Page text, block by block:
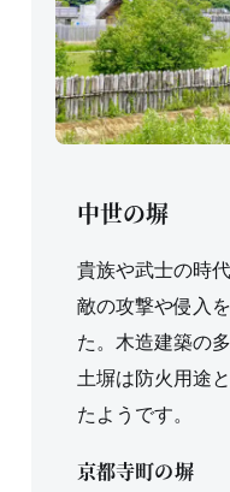
中世の塀
貴族や武士の時
敵の攻撃や侵入
た。木造建築の
土塀は防火用途
たようです。
京都寺町の塀